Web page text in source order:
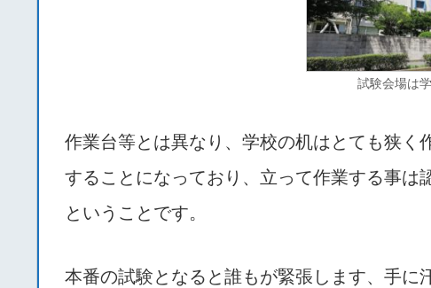
試験会場は
作業台等とは異なり、学校の机はとても狭く
することになっており、立って作業する事は
ということです。
本番の試験となると誰もが緊張します、手に